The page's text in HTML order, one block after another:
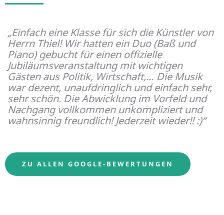
„Einfach eine Klasse für sich die Künstler von
Herrn Thiel! Wir hatten ein Duo (Baß und
Piano) gebucht für einen offizielle
Jubiläumsveranstaltung mit wichtigen
Gästen aus Politik, Wirtschaft,… Die Musik
war dezent, unaufdringlich und einfach sehr,
sehr schön. Die Abwicklung im Vorfeld und
Nachgang vollkommen unkompliziert und
wahnsinnig freundlich! Jederzeit wieder!! :)“
ZU ALLEN GOOGLE-BEWERTUNGEN